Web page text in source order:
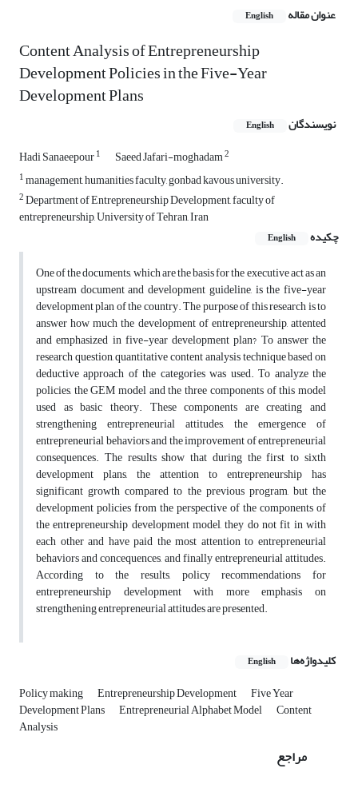
عنوان مقاله English
Content Analysis of Entrepreneurship
Development Policies in the Five-Year
Development Plans
نویسندگان English
Hadi Sanaeepour1 Saeed Jafari-moghadam2
1management, humanities faculty, gonbad kavous university.
2Department of Entrepreneurship Development, faculty of
entrepreneurship, University of Tehran, Iran
چکیده
English
One of the documents, which are the basis for the executive act as an
upstream document and development guideline, is the five-year
development plan of the country. The purpose of this research is to
answer how much the development of entrepreneurship, attented
and emphasized in five-year development plan? To answer the
research question, quantitative content analysis technique based on
deductive approach of the categories was used. To analyze the
policies, the GEM model and the three components of this model
used as basic theory. These components are creating and
strengthening entrepreneurial attitudes, the emergence of
entrepreneurial behaviors and the improvement of entrepreneurial
consequences. The results show that during the first to sixth
development plans, the attention to entrepreneurship has
significant growth compared to the previous program, but the
development policies from the perspective of the components of
the entrepreneurship development model, they do not fit in with
each other and have paid the most attention to entrepreneurial
behaviors and concequences, and finally entrepreneurial attitudes.
According to the results, policy recommendations for
entrepreneurship development with more emphasis on
strengthening entrepreneurial attitudes are presented.
کلیدواژه‌ها English
Policy making Entrepreneurship Development Five Year
Development Plans Entrepreneurial Alphabet Model Content
Analysis
مراجع